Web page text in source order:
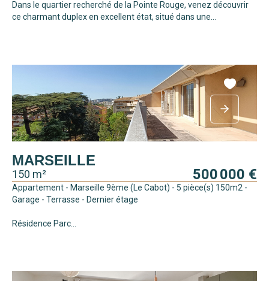
Dans le quartier recherché de la Pointe Rouge, venez découvrir
ce charmant duplex en excellent état, situé dans une...
MARSEILLE
150 m² 500 000 €
Appartement - Marseille 9ème (Le Cabot) - 5 pièce(s) 150m2 -
Garage - Terrasse - Dernier étage
Résidence Parc...